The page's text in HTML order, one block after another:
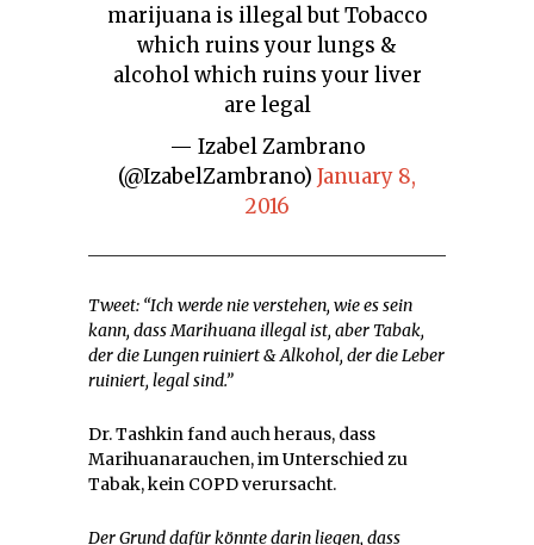
marijuana is illegal but Tobacco
which ruins your lungs &
alcohol which ruins your liver
are legal
— Izabel Zambrano
(@IzabelZambrano) January 8,
2016
Tweet: “Ich werde nie verstehen, wie es sein
kann, dass Marihuana illegal ist, aber Tabak,
der die Lungen ruiniert & Alkohol, der die Leber
ruiniert, legal sind.”
Dr. Tashkin fand auch heraus, dass
Marihuanarauchen, im Unterschied zu
Tabak, kein COPD verursacht.
Der Grund dafür könnte darin liegen, dass